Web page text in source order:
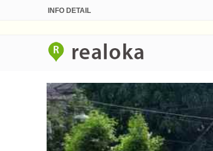
INFO DETAIL